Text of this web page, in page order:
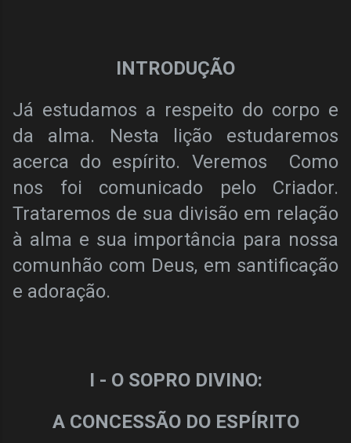
INTRODUÇÃO
Já estudamos a respeito do corpo e
da alma. Nesta lição estudaremos
acerca do espírito. Veremos Como
nos foi comunicado pelo Criador.
Trataremos de sua divisão em relação
à alma e sua importância para nossa
comunhão com Deus, em santificação
e adoração.
I - O SOPRO DIVINO:
A CONCESSÃO DO ESPÍRITO